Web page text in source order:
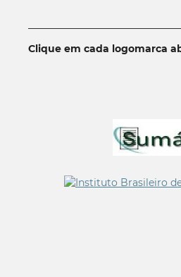
Clique em cada logomarca